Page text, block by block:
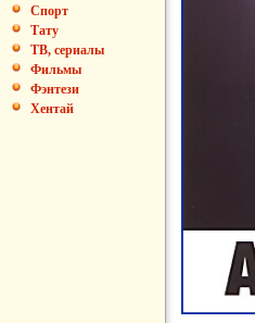
Спорт
Тату
ТВ, сериалы
Фильмы
Фэнтези
Хентай